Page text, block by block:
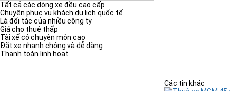
Tất cả các dòng xe đều cao cấp
Chuyên phục vụ khách du lịch quốc tế
Là đối tác của nhiều công ty
Giá cho thuê thấp
Tài xế có chuyên môn cao
Đặt xe nhanh chóng và dễ dàng
Thanh toán linh hoạt
Các tin khác